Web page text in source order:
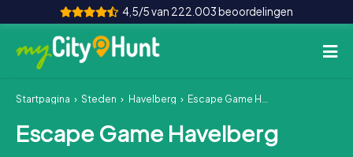
4,5/5 van 222.003 beoordelingen
Hoe het werkt
Steden
Startpagina Steden Havelberg Escape Game Havelberg
Escape Game Havelberg